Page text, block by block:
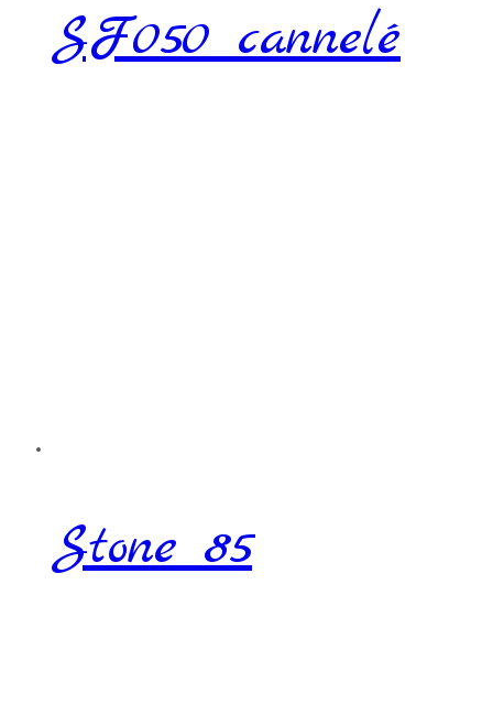
SF050 cannelé
Stone 85